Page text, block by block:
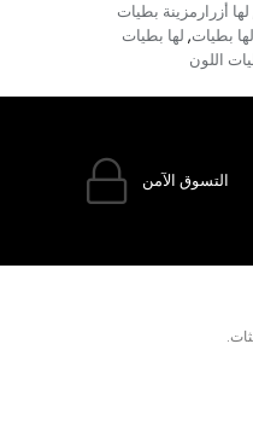
لها أزرارمزينة بطيات
لها بطيات, لها بطيات
اللون
التسوق الآمن